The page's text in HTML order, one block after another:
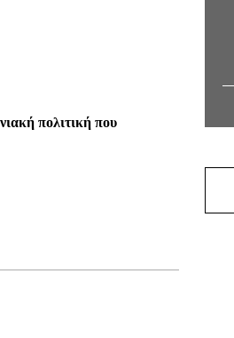
πολιτική που